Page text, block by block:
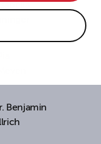
advertising
Benjamin